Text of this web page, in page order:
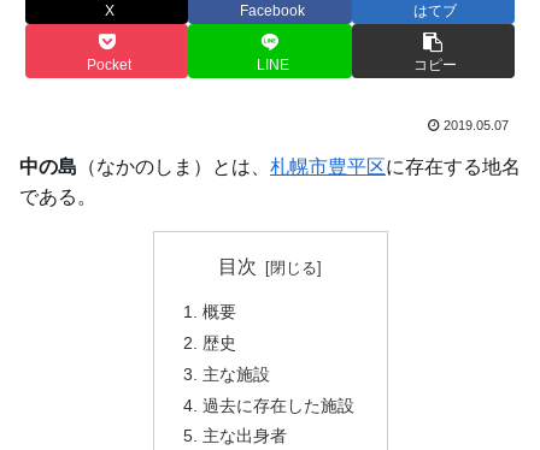
X Facebook はてブ
Pocket LINE コピー
2019.05.07
中の島 （なかのしま）とは、 札幌市豊平区に存在する地名
である。
目次
概要
歴史
主な施設
過去に存在した施設
主な出身者